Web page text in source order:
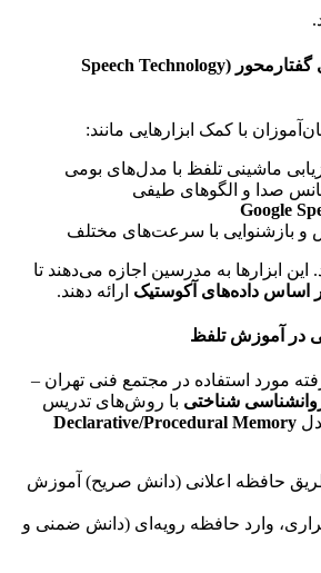
گفتارمحور
(Speech Technology
با کمک ابزارهایی مانند:
ماشینی تلفظ با مدل‌های بومی
صدا و الگوهای طیفی
Google
و بازشنوایی با سرعت‌های مختلف
ابزارها به مدرسین اجازه می‌دهند تا
اساس داده‌های آکوستیک ارائه دهند.
در آموزش تلفظ
مورد استفاده در مجتمع فنی تهران –
شناختی با روش‌های تدریس
Declarative/Procedural Memory
طریق حافظه اعلانی (دانش صریح) آموزش
وارد حافظه رویه‌ای (دانش ضمنی و